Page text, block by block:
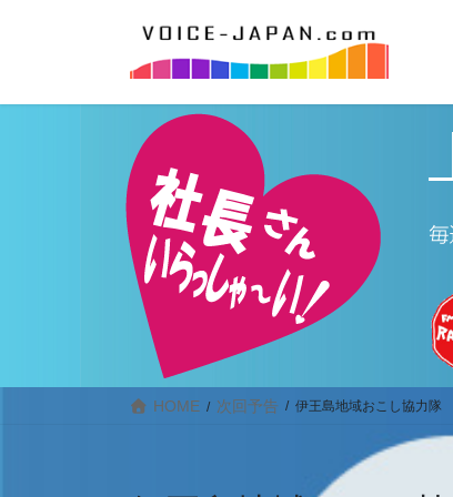
HOME 次回予告 伊王島地域おこし協力隊